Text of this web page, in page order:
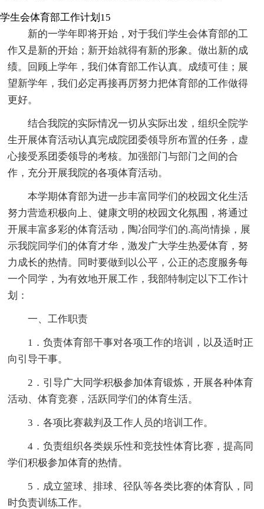
学生会体育部工作计划15
新的一学年即将开始，对于我们学生会体育部的工
作又是新的开始；新开始就得有新的形象。做出新的成
绩。回顾上学年，我们体育部工作认真。成绩可佳；展
望新学年，我们必定再接再厉努力把体育部的工作做得
更好。
结合我院的实际情况一切从实际出发，组织全院学
生开展体育活动认真完成院团委领导所布置的任务，虚
心接受系团委领导的考核。加强部门与部门之间的合
作，充分开展我院的各项体育活动。
本学期体育部为进一步丰富同学们的校园文化生活
努力营造积极向上、健康文明的校园文化氛围，将通过
开展丰富多彩的体育活动，陶冶同学们的.高尚情操，展
示我院同学们的体育才华，激发广大学生热爱体育，努
力成长的热情。同时要做到以公平，公正的态度服务每
一个同学，为有效地开展工作，我部特制定以下工作计
划：
一、工作职责
1．负责体育部干事对各项工作的培训，以及适时正
向引导干事。
2．引导广大同学积极参加体育锻炼，开展各种体育
活动、体育竞赛，活跃同学们的体育生活。
3．各项比赛裁判及工作人员的培训工作。
4．负责组织各类娱乐性和竞技性体育比赛，提高同
学们积极参加体育的热情。
5．成立篮球、排球、径队等各类比赛的体育队，同
时负责训练工作。